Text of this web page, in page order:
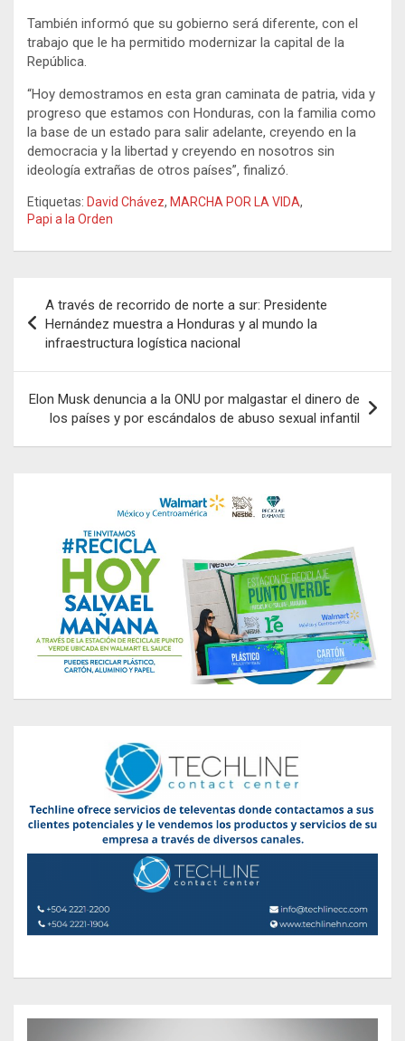
También informó que su gobierno será diferente, con el
trabajo que le ha permitido modernizar la capital de la
República.
“Hoy demostramos en esta gran caminata de patria, vida y
progreso que estamos con Honduras, con la familia como
la base de un estado para salir adelante, creyendo en la
democracia y la libertad y creyendo en nosotros sin
ideología extrañas de otros países”, finalizó.
Etiquetas: David Chávez, MARCHA POR LA VIDA,
Papi a la Orden
de
entradas
A través de recorrido de norte a sur: Presidente
Hernández muestra a Honduras y al mundo la
infraestructura logística nacional
Elon Musk denuncia a la ONU por malgastar el dinero de
los países y por escándalos de abuso sexual infantil